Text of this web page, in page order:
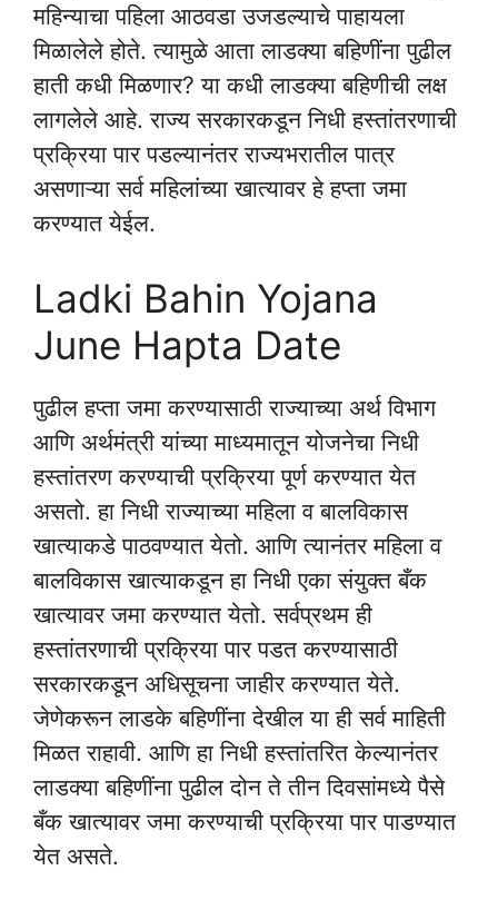
महिन्याचा पहिला आठवडा उजडल्याचे पाहायला
मिळालेले होते. त्यामुळे आता लाडक्या बहिणींना पुढील
हाती कधी मिळणार? या कधी लाडक्या बहिणीची लक्ष
लागलेले आहे. राज्य सरकारकडून निधी हस्तांतरणाची
प्रक्रिया पार पडल्यानंतर राज्यभरातील पात्र
असणाऱ्या सर्व महिलांच्या खात्यावर हे हप्ता जमा
करण्यात येईल.
Ladki Bahin Yojana
June Hapta Date
पुढील हप्ता जमा करण्यासाठी राज्याच्या अर्थ विभाग
आणि अर्थमंत्री यांच्या माध्यमातून योजनेचा निधी
हस्तांतरण करण्याची प्रक्रिया पूर्ण करण्यात येत
असतो. हा निधी राज्याच्या महिला व बालविकास
खात्याकडे पाठवण्यात येतो. आणि त्यानंतर महिला व
बालविकास खात्याकडून हा निधी एका संयुक्त बँक
खात्यावर जमा करण्यात येतो. सर्वप्रथम ही
हस्तांतरणाची प्रक्रिया पार पडत करण्यासाठी
सरकारकडून अधिसूचना जाहीर करण्यात येते.
जेणेकरून लाडके बहिणींना देखील या ही सर्व माहिती
मिळत राहावी. आणि हा निधी हस्तांतरित केल्यानंतर
लाडक्या बहिणींना पुढील दोन ते तीन दिवसांमध्ये पैसे
बँक खात्यावर जमा करण्याची प्रक्रिया पार पाडण्यात
येत असते.